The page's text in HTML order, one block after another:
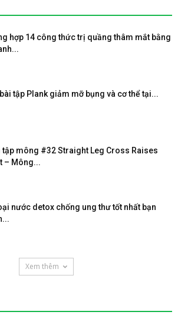
hợp 14 công thức trị quầng thâm mắt bằng
tập Plank giảm mỡ bụng và cơ thể tại...
tập mông #32 Straight Leg Cross Raises
– Mông...
nước detox chống ung thư tốt nhất bạn
Xem thêm